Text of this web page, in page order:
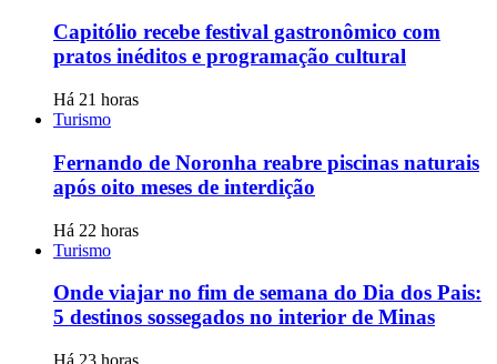
Capitólio recebe festival gastronômico com
pratos inéditos e programação cultural
Há 21 horas
Turismo
Fernando de Noronha reabre piscinas naturais
após oito meses de interdição
Há 22 horas
Turismo
Onde viajar no fim de semana do Dia dos Pais:
5 destinos sossegados no interior de Minas
Há 23 horas